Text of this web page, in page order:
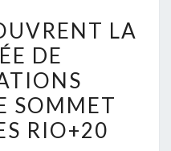
» LA
DE
SOMMET
RIO+20